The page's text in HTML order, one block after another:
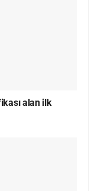
alan ilk